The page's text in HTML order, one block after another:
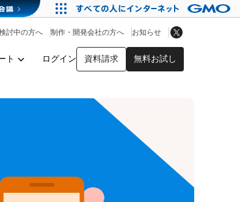
ト ログイン 資料請求 無料お試し
討中の方へ 制作・開発会社の方へ お知らせ
アプリストア